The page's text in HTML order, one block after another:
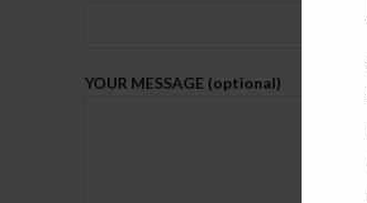
YOUR MESSAGE (optional)